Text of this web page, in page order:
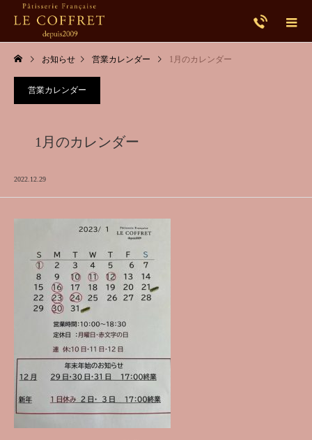
お知らせ 営業カレンダー 1月のカレンダー
営業カレンダー
1月のカレンダー
2022.12.29